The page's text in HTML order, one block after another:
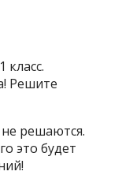
Решите
решаются.
это будет